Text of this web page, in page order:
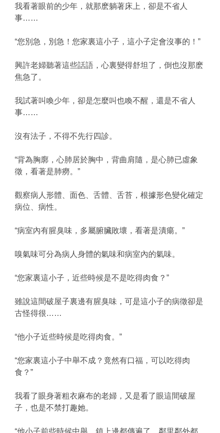
我看著眼前的少年，就那麽躺著床上，卻是不省人
事……
“您別急，別急！您家裏這小子，這小子定會沒事的！”
興許老婦聽著這些話語，心裏變得舒坦了，倒也沒那麽
焦急了。
我試著叫喚少年，卻是怎麼叫也喚不醒，還是不省人
事……
沒有法子，不得不先行四診。
“背為胸廓，心肺居於胸中，背曲肩隨，是心肺已虛象
徵，看著是肺癆。”
觀察病人形體、面色、舌體、舌苔，根據形色變化確定
病位、病性。
“病室內有腥臭味，多屬腑臟敗壞，看著是潰瘍。”
嗅氣味可分為病人身體的氣味和病室內的氣味。
“您家裏這小子，近些時候是不是吃得肉食？”
雖說這間破屋子裏邊有腥臭味，可是這小子的病徵卻是
古怪得很……
“他小子近些時候是吃得肉食。”
“您家裏這小子中舉不成？竟然有口福，可以吃得肉
食？”
我看了眼身著粗衣麻布的老婦，又是看了眼這間破屋
子，也是不禁打趣她。
“他小子前些時候中舉，鎮上邊都傳遍了，鄰里鄰外都